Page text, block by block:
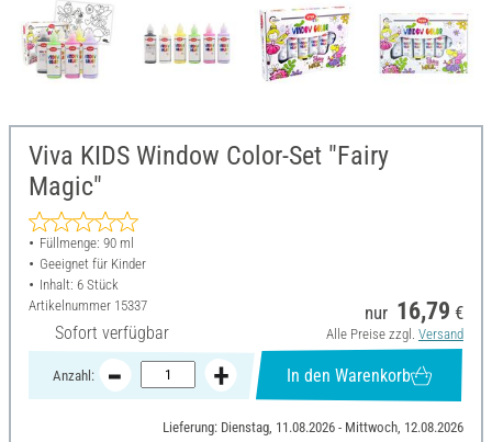
Viva KIDS Window Color-Set "Fairy
Magic"
Füllmenge: 90 ml
Geeignet für Kinder
Inhalt: 6 Stück
Artikelnummer 15337
Sofort verfügbar
nur 16,79 €
Alle Preise zzgl. Versand
Anzahl: In den Warenkorb
Lieferung: Dienstag, 11.08.2026 - Mittwoch, 12.08.2026